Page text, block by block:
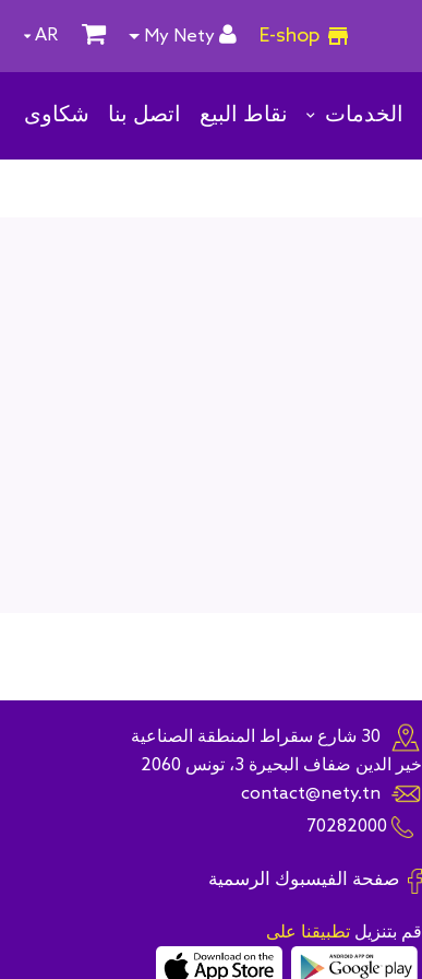
E-shop
My Nety
AR
الخدمات نقاط البيع اتصل بنا شكاوى
خير الدين ضفاف البحيرة 3، تونس 2060
صفحة الفيسبوك الرسمية
قم بتنزيل تطبيقنا على